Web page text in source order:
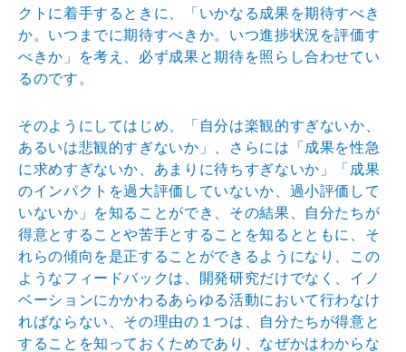
クトに着手すると きに、「いかなる成果を期待すべき
か。いつまでに期待すべきか。いつ進捗状況を評価す
べきか」を考え、必ず成果と期待を照らし合わせてい
るのです。
そのようにしてはじめ、「自分は楽観的すぎないか、
あるいは悲観的すぎないか」、さらには「成果を性急
に求めす ぎないか、あまりに待ちすぎないか」「成果
のインパクト を過大評価していないか、過小評価して
いないか」を知る ことができ、その結果、自分たちが
得意とすることや苦手とすることを知るとともに、そ
れらの傾向を是正すること ができるようになり、この
ようなフィードバックは、開発研究だけでなく、イノ
ベーションにかかわるあらゆる活動において行わなけ
ればならない、その理由の１つは、自分たちが得意と
することを知っておくためであり、なぜかはわからな